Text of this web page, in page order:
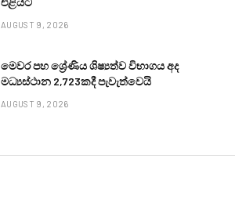
AUGUST 9, 2026
මෙවර පහ ශ්‍රේණිය ශිෂ්‍යත්ව විභාගය අද
මධ්‍යස්ථාන 2,723කදී පැවැත්වෙයි
AUGUST 9, 2026